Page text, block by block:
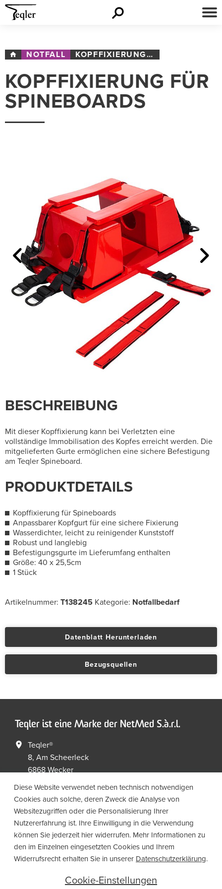
NOTFALL KOPFFIXIERUNG FÜR SPINEBOARDS
KOPFFIXIERUNG FÜR
SPINEBOARDS
BESCHREIBUNG
Mit dieser Kopffixierung kann bei Verletzten eine
vollständige Immobilisation des Kopfes erreicht werden. Die
mitgelieferten Gurte ermöglichen eine sichere Befestigung
am Teqler Spineboard.
PRODUKTDETAILS
Kopffixierung für Spineboards
Anpassbarer Kopfgurt für eine sichere Fixierung
Wasserdichter, leicht zu reinigender Kunststoff
Robust und langlebig
Befestigungsgurte im Lieferumfang enthalten
Größe: 40 x 25,5cm
1 Stück
Artikelnummer: T138245 Kategorie: Notfallbedarf
Datenblatt Herunterladen
Bezugsquellen
Teqler ist eine Marke der NetMed S.à.r.l.
Teqler®
8, Am Scheerleck
6868 Wecker
Luxembourg
+352 267149 09
+352 267149 19
info@netmed.lu
Social Media
Diese Website verwendet neben technisch notwendigen
Cookies auch solche, deren Zweck die Analyse von
Websitezugriffen oder die Personalisierung Ihrer
Nutzererfahrung ist. Ihre Einwilligung in die Verwendung
können Sie jederzeit hier widerrufen. Mehr Informationen zu
den im Einzelnen eingesetzten Cookies und Ihrem
Widerrufsrecht erhalten Sie in unserer Datenschutzerklärung.
Cookie-Einstellungen